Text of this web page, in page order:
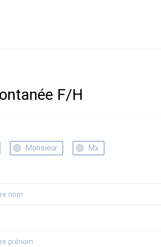
F/H
Monsieur Mx